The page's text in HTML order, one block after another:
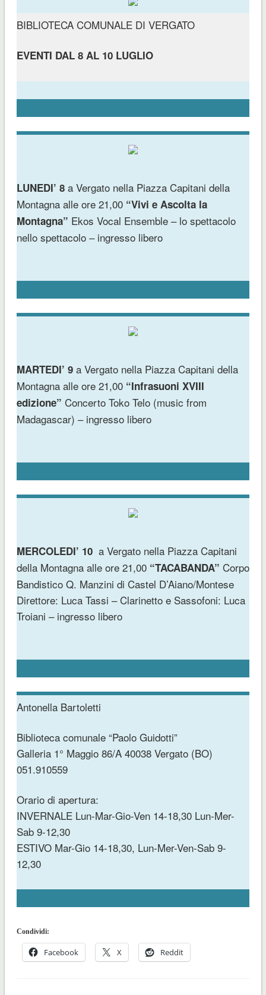
BIBLIOTECA COMUNALE DI VERGATO
EVENTI DAL 8 AL 10 LUGLIO
LUNEDI’ 8 a Vergato nella Piazza Capitani della
Montagna alle ore 21,00 “Vivi e Ascolta la
Montagna” Ekos Vocal Ensemble – lo spettacolo
nello spettacolo – ingresso libero
MARTEDI’ 9 a Vergato nella Piazza Capitani della
Montagna alle ore 21,00 “Infrasuoni XVIII
edizione” Concerto Toko Telo (music from
Madagascar) – ingresso libero
MERCOLEDI’ 10 a Vergato nella Piazza Capitani
della Montagna alle ore 21,00 “TACABANDA” Corpo
Bandistico Q. Manzini di Castel D’Aiano/Montese
Direttore: Luca Tassi – Clarinetto e Sassofoni: Luca
Troiani – ingresso libero
Antonella Bartoletti
Biblioteca comunale “Paolo Guidotti”
Galleria 1° Maggio 86/A 40038 Vergato (BO)
051.910559
Orario di apertura:
INVERNALE Lun-Mar-Gio-Ven 14-18,30 Lun-Mer-
Sab 9-12,30
ESTIVO Mar-Gio 14-18,30, Lun-Mer-Ven-Sab 9-
12,30
Condividi:
Facebook X Reddit